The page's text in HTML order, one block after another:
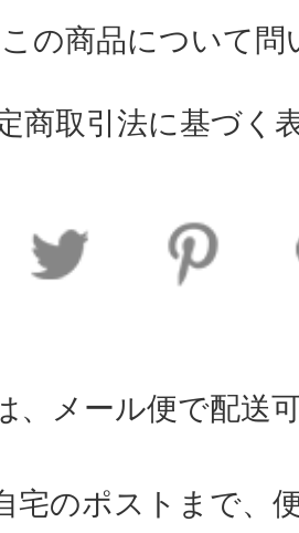
この商品について問
商取引法に基づく
、メール便で配送
宅のポストまで、